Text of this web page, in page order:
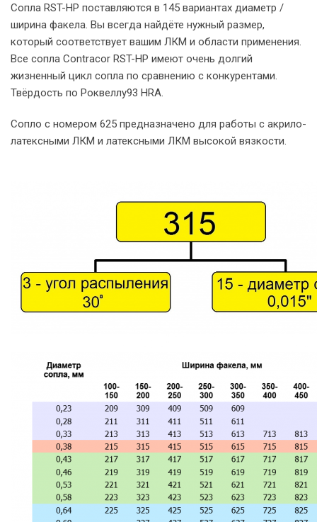
Сопла RST-HP поставляются в 145 вариантах диаметр /
ширина факела. Вы всегда найдёте нужный размер,
который соответствует вашим ЛКМ и области применения.
Все сопла Contracor RST-HP имеют очень долгий
жизненный цикл сопла по сравнению с конкурентами.
Твёрдость по Роквеллу93 HRA.
Сопло с номером 625 предназначено для работы с акрило-
латексными ЛКМ и латексными ЛКМ высокой вязкости.